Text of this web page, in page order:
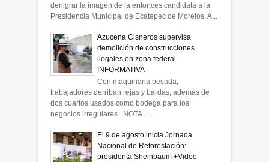
denigrar la imagen de la entonces candidata a la
Presidencia Municipal de Ecatepec de Morelos, A...
Azucena Cisneros supervisa
demolición de construcciones
ilegales en zona federal
INFORMATIVA
Con maquinaria pesada,
trabajadores derriban rejas y bardas, además de
dos cuartos usados como bodega para los
negocios irregulares NOTA ...
El 9 de agosto inicia Jornada
Nacional de Reforestación:
presidenta Sheinbaum +Video